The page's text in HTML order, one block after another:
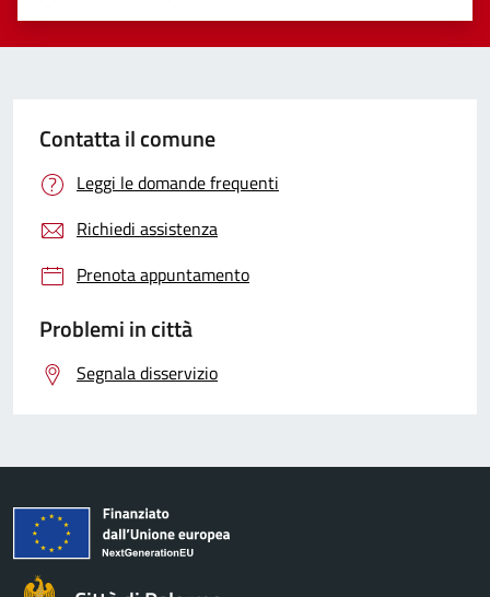
Valuta 5 stelle su 5
Valuta 4 stelle su 5
Valuta 3 stelle su 5
Valuta 2 stelle su 5
Valuta 1 stelle su 5
Contatta il comune
Leggi le domande frequenti
Richiedi assistenza
Prenota appuntamento
Problemi in città
Segnala disservizio